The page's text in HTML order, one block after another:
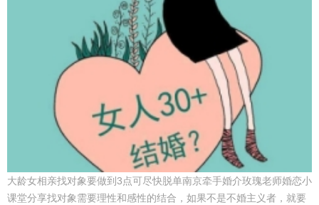
大龄女相亲找对象要做到3点可尽快脱单南京牵手婚介玫瑰老师婚恋小
课堂分享找对象需要理性和感性的结合，如果不是不婚主义者，就要